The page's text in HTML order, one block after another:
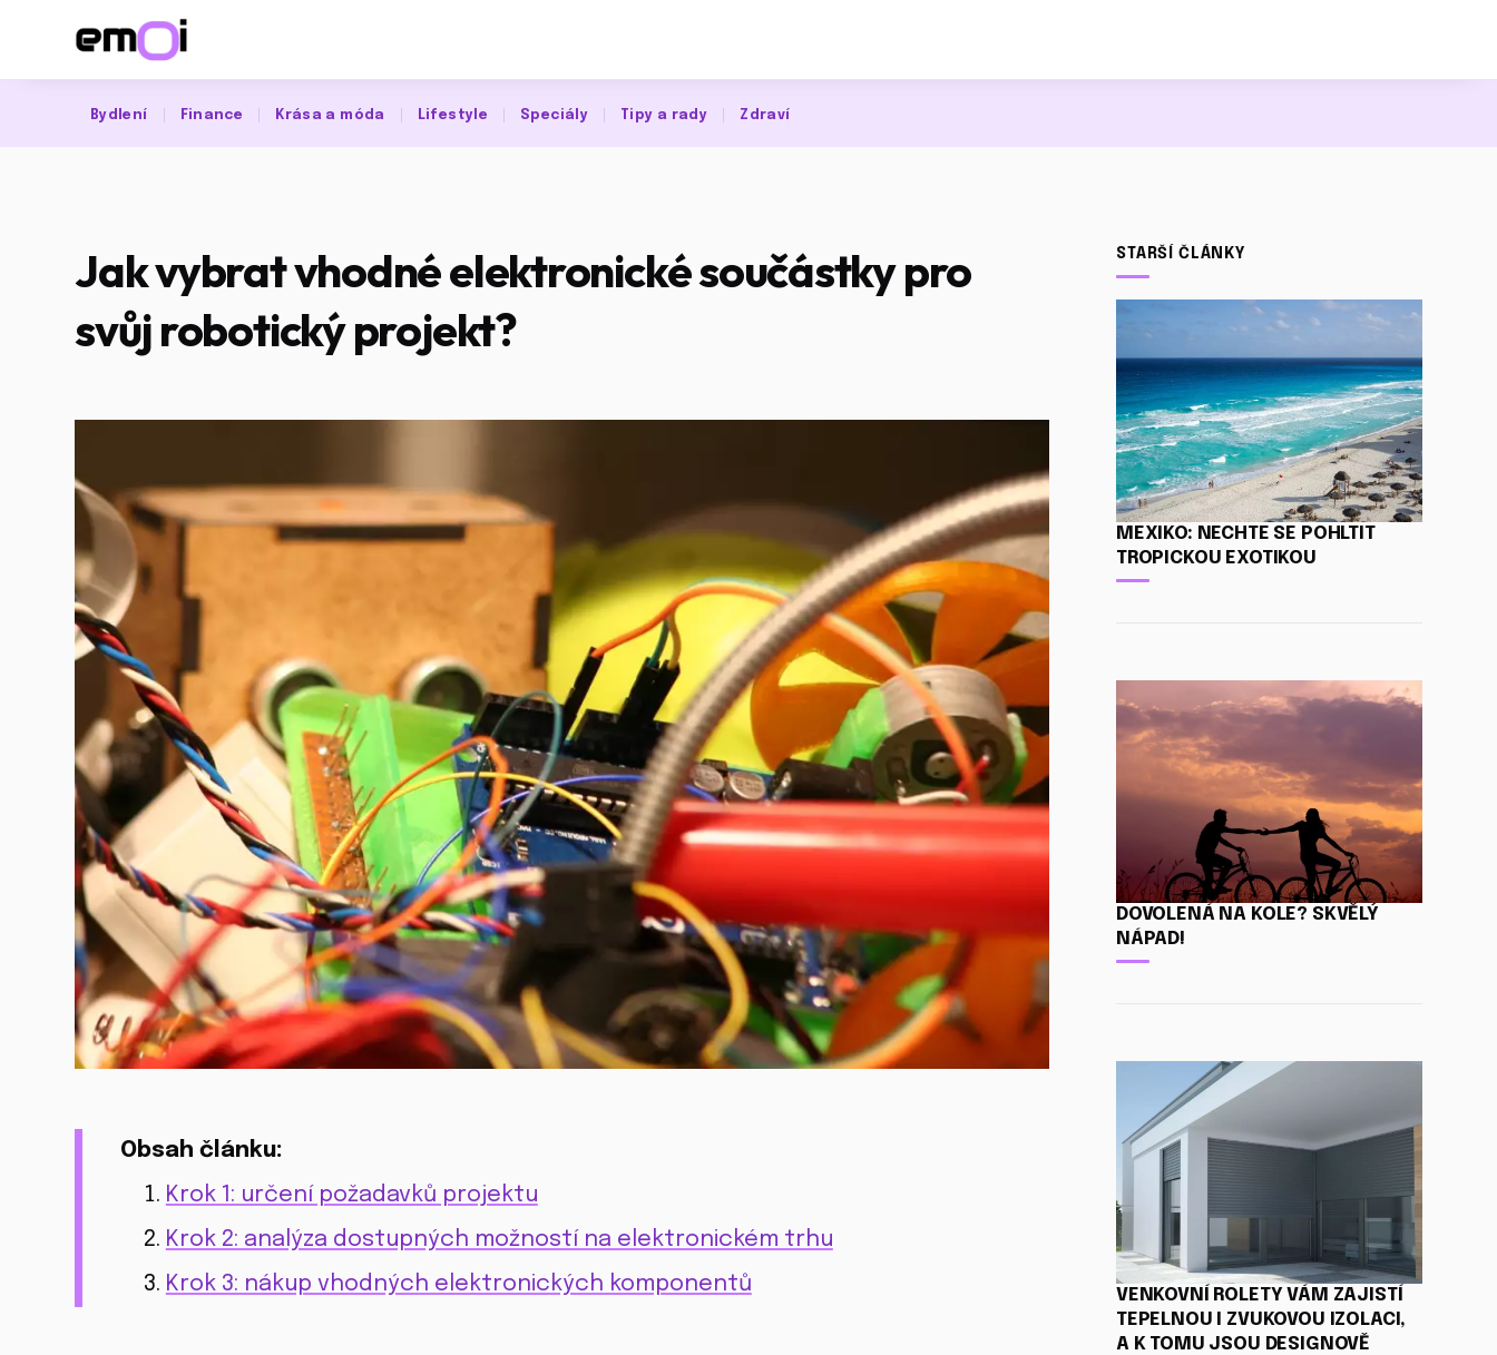
Bydlení Finance Krása a móda Lifestyle Speciály Tipy a rady Zdraví
Jak vybrat vhodné elektronické součástky pro
svůj robotický projekt?
Obsah článku:
Krok 1: určení požadavků projektu
Krok 2: analýza dostupných možností na elektronickém trhu
Krok 3: nákup vhodných elektronických komponentů
STARŠÍ ČLÁNKY
MEXIKO: NECHTE SE POHLTIT
TROPICKOU EXOTIKOU
DOVOLENÁ NA KOLE? SKVĚLÝ
NÁPAD!
VENKOVNÍ ROLETY VÁM ZAJISTÍ
TEPELNOU I ZVUKOVOU IZOLACI,
A K TOMU JSOU DESIGNOVĚ